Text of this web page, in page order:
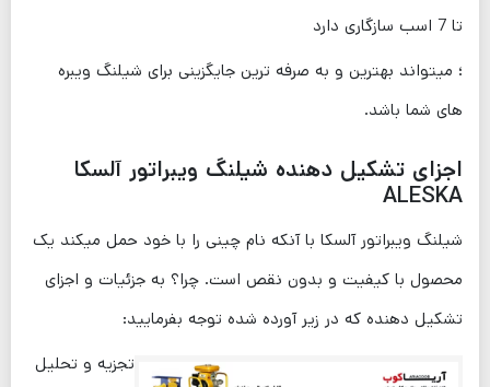
تا 7 اسب سازگاری دارد
؛ میتواند بهترین و به صرفه ترین جایگزینی برای شیلنگ ویبره
های شما باشد.
اجزای تشکیل دهنده شیلنگ ویبراتور آلسکا
ALESKA
شیلنگ ویبراتور آلسکا با آنکه نام چینی را با خود حمل میکند یک
محصول با کیفیت و بدون نقص است. چرا؟ به جزئیات و اجزای
تشکیل دهنده که در زیر آورده شده توجه بفرمایید:
تجزیه و تحلیل